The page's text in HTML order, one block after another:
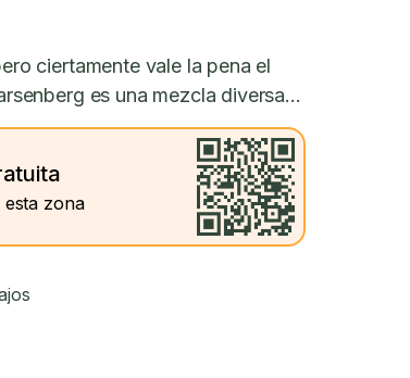
ciertamente vale la pena el
es una mezcla diversa...
zona